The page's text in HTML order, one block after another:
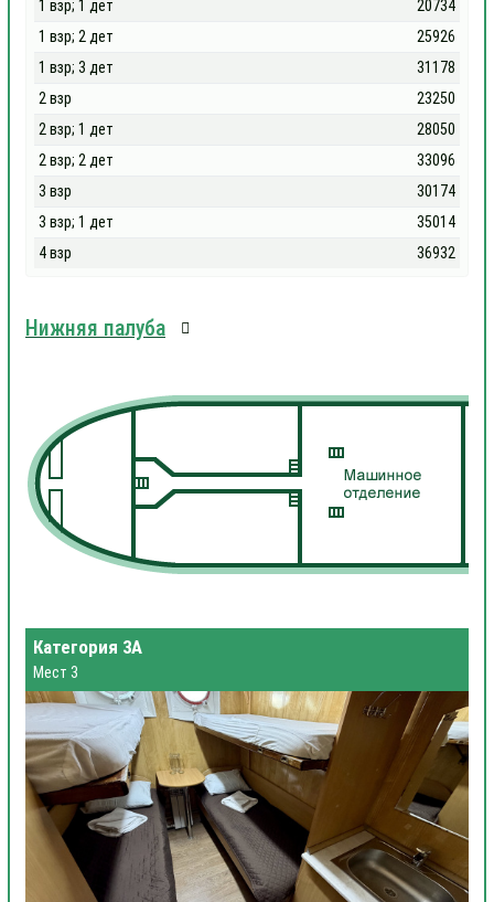
1 взр; 1 дет
20734
1 взр; 2 дет
25926
1 взр; 3 дет
31178
2 взр
23250
2 взр; 1 дет
28050
2 взр; 2 дет
33096
3 взр
30174
3 взр; 1 дет
35014
4 взр
36932
Нижняя палуба
Категория 3А
Мест 3